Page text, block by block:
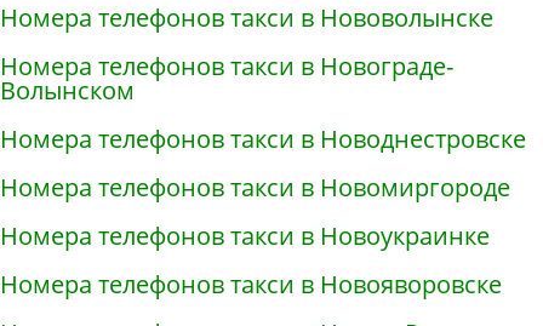
Номера телефонов такси в Нововолынске
Номера телефонов такси в Новограде-
Волынском
Номера телефонов такси в Новоднестровске
Номера телефонов такси в Новомиргороде
Номера телефонов такси в Новоукраинке
Номера телефонов такси в Новояворовске